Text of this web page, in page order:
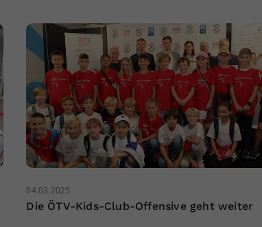
04.03.2025
Die ÖTV-Kids-Club-Offensive geht weiter